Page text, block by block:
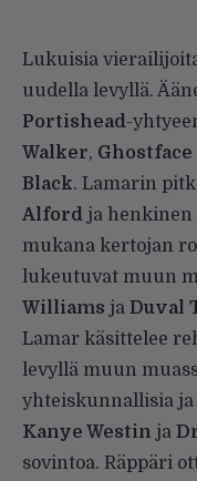
Lukuisia
uudella levyllä.
Portishead-
Walker,
Black. Lamarin
Alford ja henkinen
mukana kertojan
lukeutuvat muun
Williams ja Duval
Lamar käsittelee
levyllä muun
yhteiskunnallisia ja
Kanye Westin ja
sovintoa. Räppäri